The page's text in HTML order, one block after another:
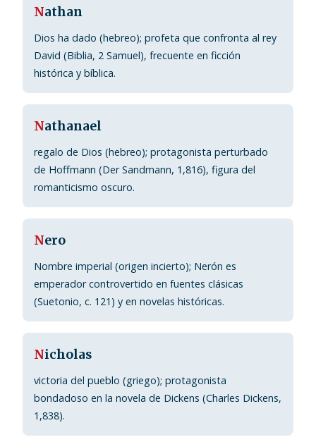
Nathan
Dios ha dado (hebreo); profeta que confronta al rey
David (Biblia, 2 Samuel), frecuente en ficción
histórica y bíblica.
Nathanael
regalo de Dios (hebreo); protagonista perturbado
de Hoffmann (Der Sandmann, 1,816), figura del
romanticismo oscuro.
Nero
Nombre imperial (origen incierto); Nerón es
emperador controvertido en fuentes clásicas
(Suetonio, c. 121) y en novelas históricas.
Nicholas
victoria del pueblo (griego); protagonista
bondadoso en la novela de Dickens (Charles Dickens,
1,838).